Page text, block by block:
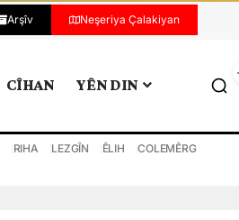
Arşîv Neşeriya Çalakiyan
CÎHAN YÊN DIN
RIHA LEZGÎN ÊLIH COLEMÊRG